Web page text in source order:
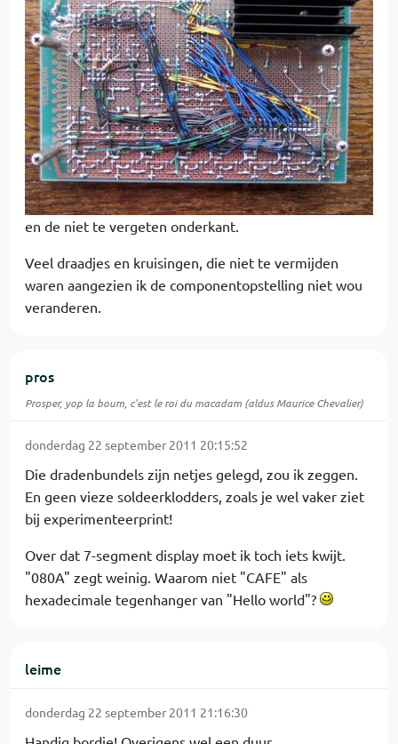
en de niet te vergeten onderkant.
Veel draadjes en kruisingen, die niet te vermijden
waren aangezien ik de componentopstelling niet wou
veranderen.
pros
Prosper, yop la boum, c'est le roi du macadam (aldus Maurice Chevalier)
donderdag 22 september 2011 20:15:52
Die dradenbundels zijn netjes gelegd, zou ik zeggen.
En geen vieze soldeerklodders, zoals je wel vaker ziet
bij experimenteerprint!
Over dat 7-segment display moet ik toch iets kwijt.
"080A" zegt weinig. Waarom niet "CAFE" als
hexadecimale tegenhanger van "Hello world"?
leime
donderdag 22 september 2011 21:16:30